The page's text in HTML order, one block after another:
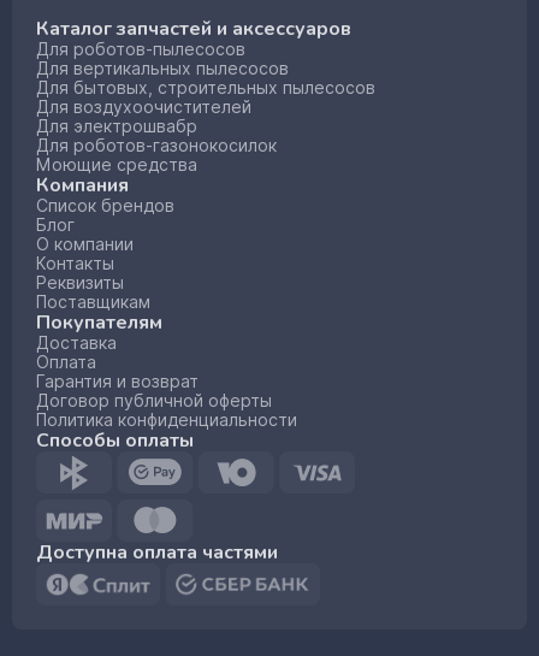
Каталог запчастей и аксессуаров
Для роботов-пылесосов
Для вертикальных пылесосов
Для бытовых, строительных пылесосов
Для воздухоочистителей
Для электрошвабр
Для роботов-газонокосилок
Моющие средства
Компания
Список брендов
Блог
О компании
Контакты
Реквизиты
Поставщикам
Покупателям
Доставка
Оплата
Гарантия и возврат
Договор публичной оферты
Политика конфиденциальности
Способы оплаты
Доступна оплата частями